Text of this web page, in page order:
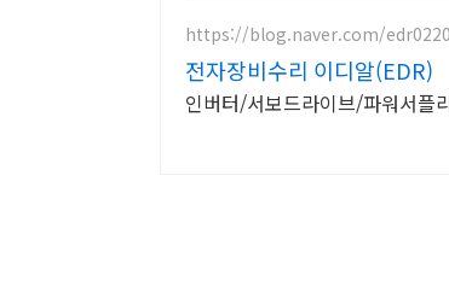
https://blog.naver.com/edr0220
전자장비수리 이디알(EDR)
인버터/서보드라이브/파워서플